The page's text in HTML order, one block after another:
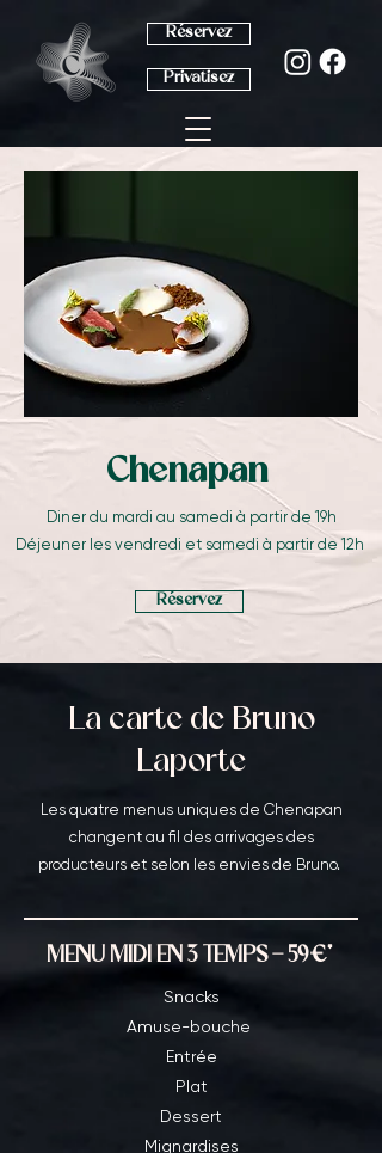
Réservez
Privatisez
Chenapan
Diner du mardi au samedi à partir de 19h
Déjeuner les vendredi et samedi à partir de 12h
Réservez
La carte de Bruno
Laporte
Les quatre menus uniques de Chenapan
changent au fil des arrivages des
producteurs et selon les envies de Bruno.
MENU MIDI EN 3 TEMPS - 59€*
Snacks
Amuse-bouche
Entrée
Plat
Dessert
Mignardises